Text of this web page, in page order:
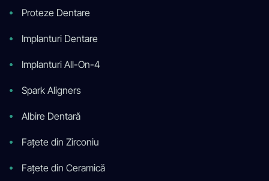
Proteze Dentare
Implanturi Dentare
Implanturi All-On-4
Spark Aligners
Albire Dentară
Fațete din Zirconiu
Fațete din Ceramică